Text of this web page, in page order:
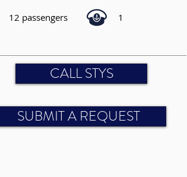
12 passengers 1
CALL STYS
SUBMIT A REQUEST